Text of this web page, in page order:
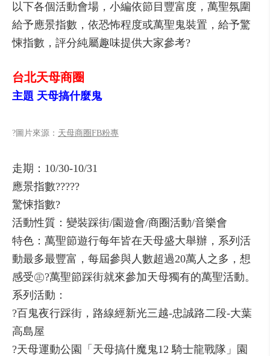
以下各個活動會場，小編依節目豐富度，萬聖氛圍
給予應景指數，依恐怖程度或萬聖鬼裝置，給予驚
悚指數，評分純屬趣味提供大家參考?
台北天母商圈
主題 天母搞什麼鬼
?圖片來源： 天母商圈FB粉專
走期：10/30-10/31
應景指數?????
驚悚指數?
活動性質：變裝踩街/園遊會/商圈活動/音樂會
特色：萬聖節遊行每年皆在天母盛大舉辦，系列活
動最多最豐富，每屆參與人數超過20萬人之多，想
感受㊣?萬聖節踩街就來參加天母獨有的萬聖活動。
系列活動：
?百鬼夜行踩街，路線經新光三越-忠誠路二段-大葉
高島屋
?天母運動公園「天母搞什魔鬼12 騎士龍戰隊」園